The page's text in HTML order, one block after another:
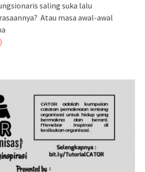
saling suka lalu
Atau masa awal-awal